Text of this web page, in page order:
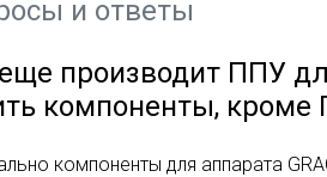
и ответы
производит ППУ
компоненты, кроме
компоненты для аппарата